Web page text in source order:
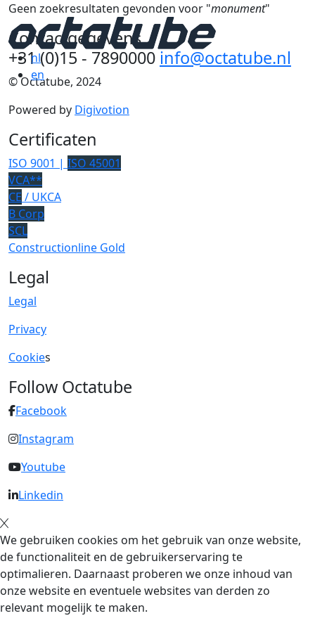
nl
en
Geen zoekresultaten gevonden voor "monument"
Contactgegevens
+31 (0)15 - 7890000 info@octatube.nl
© Octatube, 2024
Powered by Digivotion
Certificaten
ISO 9001 | ISO 45001
VCA**
CE / UKCA
B Corp
SCL
Constructionline Gold
Legal
Legal
Privacy
Cookies
Follow Octatube
Facebook
Instagram
Youtube
Linkedin
We gebruiken cookies om het gebruik van onze website,
de functionaliteit en de gebruikerservaring te
optimalieren. Daarnaast proberen we onze inhoud van
onze website en eventuele websites van derden zo
relevant mogelijk te maken.